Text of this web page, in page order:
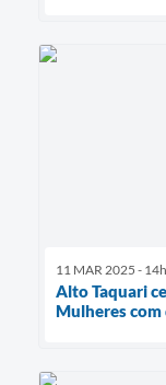
11 MAR 2025 -
Alto Taquari
Mulheres com